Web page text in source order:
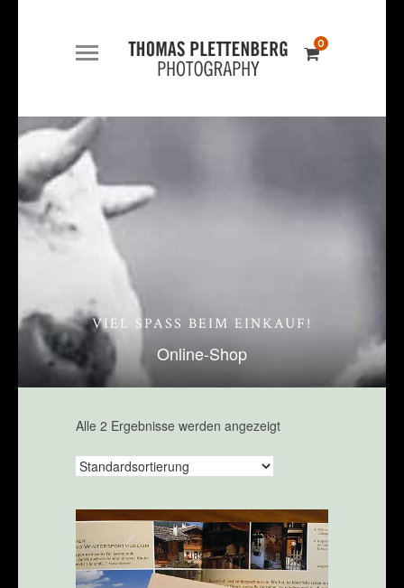
0
VIEL SPASS BEIM EINKAUF!
Online-Shop
Alle 2 Ergebnisse werden angezeigt